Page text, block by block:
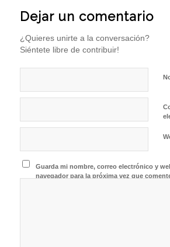
Dejar un comentario
¿Quieres unirte a la conversación?
Siéntete libre de contribuir!
Guarda mi nombre, correo electrónico y
navegador para la próxima vez que